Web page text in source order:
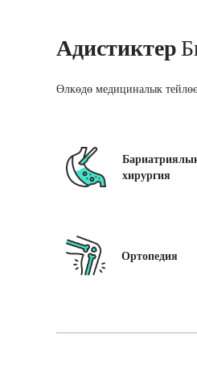
Адистиктер
Өлкөдө медициналык
хирургия
Ортопедия